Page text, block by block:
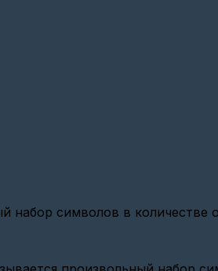
набор символов в количестве